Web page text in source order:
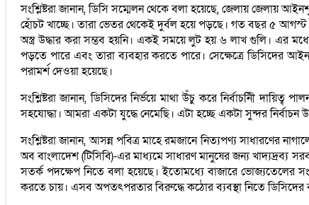
সংশ্লিষ্টরা জানান, ডিসি সম্মেলন থেকে বলা হয়েছে, জেলায় জেলায়
হোঁচট খাচ্ছে। তারা ভেতর থেকেই দুর্বল হয়ে পড়ছে। গত বছর ৫ আগস্ট
অস্ত্র উদ্ধার করা সম্ভব হয়নি। একই সময়ে লুট হয় ৬ লাখ গুলি। এর
পড়তে পারে এবং তারা ব্যবহার করতে পারে। সেক্ষেত্রে ডিসিদের
পরামর্শ দেওয়া হয়েছে।
সংশ্লিষ্টরা জানান, ডিসিদের নির্ভয়ে মাথা উঁচু করে নির্বাচনিী
সহযোদ্ধা। আমরা একটা যুদ্ধে নেমেছি। এটা হচ্ছে একটা সুন্দর
সংশ্লিষ্টরা জানান, আসন্ন পবিত্র মাহে রমজানে নিত্যপণ্য সাধারণের
অব বাংলাদেশ (টিসিবি)-এর মাধ্যমে সাধারণ মানুষের জন্য খাদ্যদ্রব্য
সতর্ক পদক্ষেপ নিতে বলা হয়েছে। ইতোমধ্যে বাজারে ভোজ্যতেলের
করতে চায়। এসব অপতৎপরতার বিরুদ্ধে কঠোর ব্যবস্থা নিতে ডিসিদের